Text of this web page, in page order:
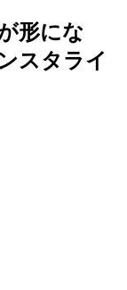
形にな
スタライ